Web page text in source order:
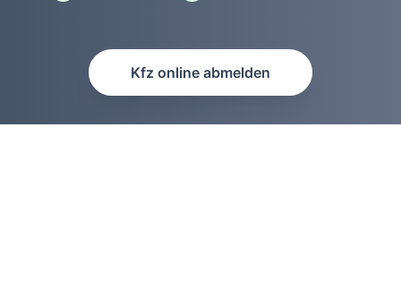
Kfz online abmelden